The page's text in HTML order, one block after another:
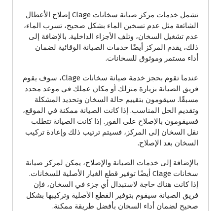
تشمل خدمات مركز صيانة سخانات Clage إصلاح الأعطال
الشائعة مثل عدم تسخين الماء بشكل صحيح، تسرب الماء،
عدم تشغيل السخان، وتلف الأجزاء الداخلية. بالإضافة إلى
ذلك، يقدم المركز أيضًا خدمات الصيانة الوقائية لضمان
أداء مستمر وموثوق للسخانات.
عندما تقوم بحجز خدمة صيانة سخانات Clage، سوف يقوم
فريق الصيانة بزيارة منزلك أو مكان عملك في موعد محدد
مسبقًا. سيقومون بتقييم حالة السخان وتحديد المشكلة
وتقديم الحل المناسب. إذا كانت الصيانة ممكنة في الموقع،
فسيقومون بالإصلاح على الفور. إذا كانت الصيانة تتطلب
نقل السخان إلى المركز، فسيتم ترتيب ذلك وإعادة تركيب
السخان بعد الإصلاح.
بالإضافة إلى خدمات الصيانة والإصلاح، يمكن لمركز صيانة
سخانات Clage أيضًا توفير قطع الغيار الأصلية للسخانات.
إذا كانت هناك حاجة لاستبدال أي جزء في السخان، فإن
فريق الصيانة سيقوم بتوفير القطع الأصلية وتركيبها بشكل
صحيح لضمان أداء السخان بأفضل طريقة ممكنة.